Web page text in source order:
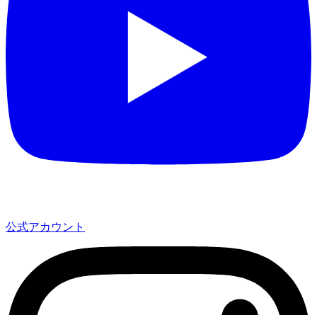
公式アカウント